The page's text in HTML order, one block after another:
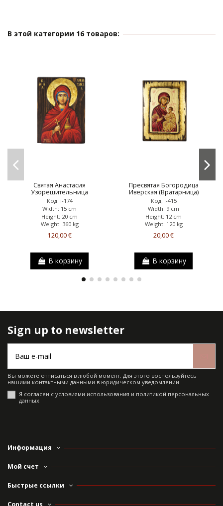
В этой категории 16 товаров:
Святая Анастасия
Узорешительница
Код: i-174
Width: 15 cm
Height: 20 cm
Weight: 360 kg
120,00 €
В корзину
Пресвятая Богородица
Иверская (Вратарница)
Код: i-415
Width: 9 cm
Height: 12 cm
Weight: 120 kg
20,00 €
В корзину
Sign up to newsletter
Вы можете отписаться в любой момент. Для этого воспользуйтесь
нашими контактными данными в юридическом уведомлении.
Я согласен с условиями использования и политикой персональных
данных
Информация
Мой счет
Быстрые ссылки
Contact us